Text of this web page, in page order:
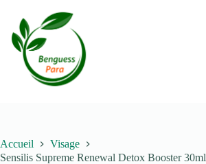
contenu
Accueil
Visage
Sensilis Supreme Renewal Detox Booster 30ml